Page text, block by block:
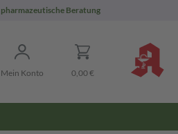
pharmazeutische Beratung
Mein Konto 0,00 €